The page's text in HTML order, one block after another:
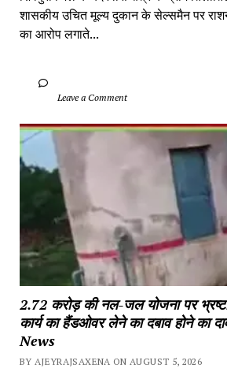
शासकीय उचित मूल्य दुकान के सेल्समैन पर
का आरोप लगाते...
		Leave a Comment
2.72 करोड़ की नल-जल योजना पर
कार्य का हैंडओवर लेने का दबाव होने का
News
BY AJEYRAJSAXENA ON AUGUST 5, 2026